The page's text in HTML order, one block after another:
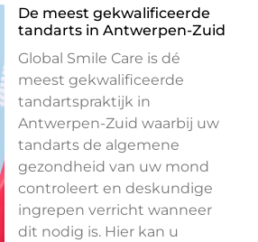
De meest gekwalificeerde
tandarts in Antwerpen-Zuid
Global Smile Care is dé
meest gekwalificeerde
tandartspraktijk in
Antwerpen-Zuid waarbij uw
tandarts de algemene
gezondheid van uw mond
controleert en deskundige
ingrepen verricht wanneer
dit nodig is. Hier kan u